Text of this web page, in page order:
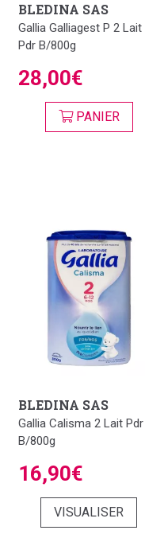
BLEDINA SAS
Gallia Galliagest P 2 Lait
Pdr B/800g
28,00€
PANIER
BLEDINA SAS
Gallia Calisma 2 Lait Pdr
B/800g
16,90€
VISUALISER